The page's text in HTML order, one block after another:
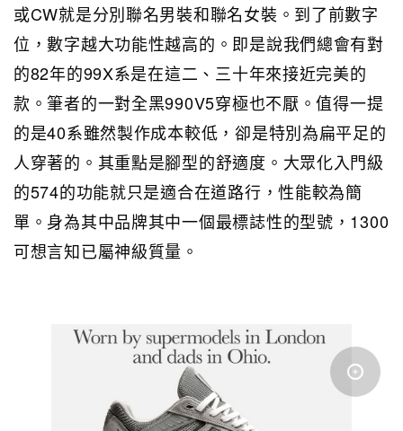
或CW就是分別聯名男裝和聯名女裝。到了前數字
位，數字越大功能性越高的。即是說我們總會有對
的82年的99X系是在這二、三十年來接近完美的
款。筆者的一對全黑990V5穿極也不厭。值得一提
的是40系雖然製作成本較低，卻是特別為扁平足的
人穿著的。其重點是腳型的舒適度。大眾化入門級
的574的功能就只是適合在道路行，性能較為簡
單。身為其中品牌其中一個最標誌性的型號，1300
可想言知已屬神級質量。